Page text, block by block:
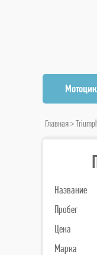
Главная>
Название
Пробег
Цена
Марка